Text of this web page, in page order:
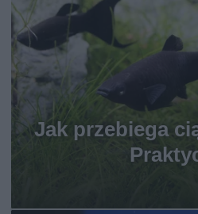
Jak przebiega